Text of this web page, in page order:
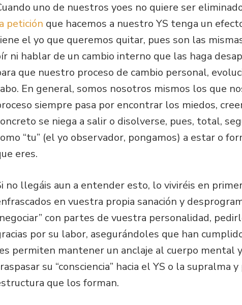
uno de nuestros yoes no quiere ser
petición que hacemos a nuestro YS tenga un
el yo que queremos quitar, pues son las
ni hablar de un cambio interno que las haga
que nuestro proceso de cambio personal,
En general, somos nosotros mismos los que
siempre pasa por encontrar los miedos,
se niega a salir o disolverse, pues, total,
“tu” (el yo observador, pongamos) a estar o
eres.
no llegáis aun a entender esto, lo viviréis en
en vuestra propia sanación y
con partes de vuestra personalidad,
por su labor, asegurándoles que han
permiten mantener un anclaje al cuerpo mental
su “consciencia” hacia el YS o la
que los forman.